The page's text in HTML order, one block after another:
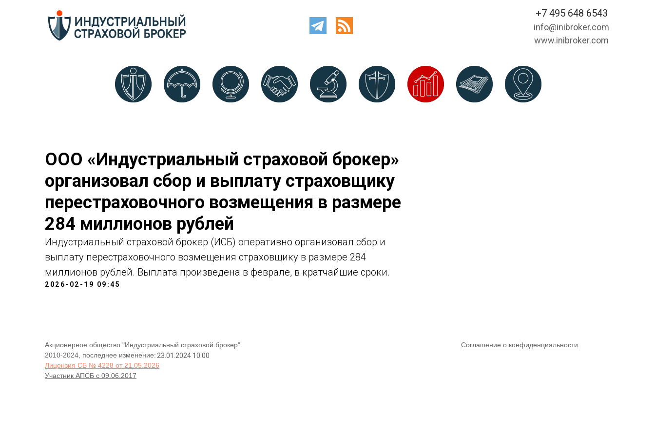
+7 495 648 6543
info@inibroker.com
www.inibroker.com
ООО «Индустриальный страховой брокер»
организовал сбор и выплату страховщику
перестраховочного возмещения в размере
284 миллионов рублей
Индустриальный страховой брокер (ИСБ) оперативно организовал сбор и
выплату перестраховочного возмещения страховщику в размере 284
миллионов рублей. Выплата произведена в феврале, в кратчайшие сроки.
2026-02-19 09:45
Акционерное общество "Индустриальный страховой брокер"
2010-2024, последнее изменение:
Лицензия СБ № 4228 от 21.05.2026
Участник АПСБ с 09.06.2017
Cоглашение о конфиденциальности
23.01.2024 10:00